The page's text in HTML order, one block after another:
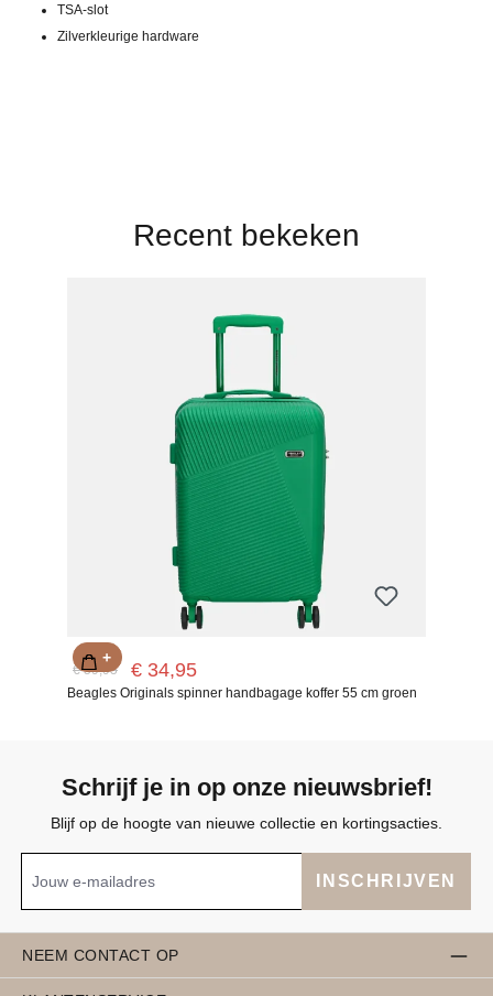
TSA-slot
Zilverkleurige hardware
Recent bekeken
€ 59,95 € 34,95
Beagles Originals spinner handbagage koffer 55 cm groen
+
Schrijf je in op onze nieuwsbrief!
Blijf op de hoogte van nieuwe collectie en kortingsacties.
INSCHRIJVEN
NEEM CONTACT OP